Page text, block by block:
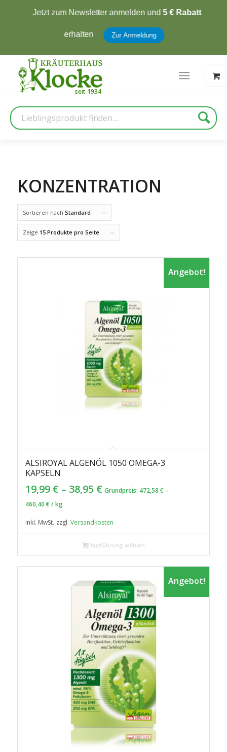
Jetzt zum Newsletter anmelden und5 € Rabatt
erhalten Zur Anmeldung
Suche
KONZENTRATION
Sortieren nach Standard
Zeige 15 Produkte pro Seite
ALSIROYAL ALGENÖL 1050 OMEGA-3
KAPSELN
19,99 €– 38,95 €
Angebot!
Grundpreis: 472,58 € –
460,40 € /kg
inkl. MwSt. zzgl. Versandkosten
Ausführung wählen
Angebot!